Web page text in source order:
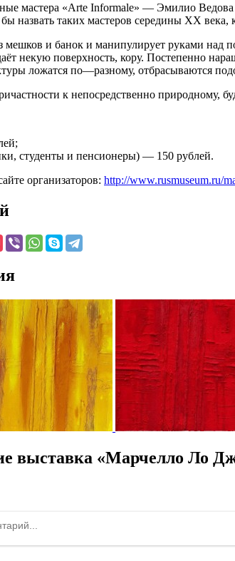
мастера «Arte Informale» — Эмилио
бы назвать таких мастеров середины XX
и банок и манипулирует руками над
некую поверхность, кору. Постепенно
ложатся по—разному, отбрасываются
к непосредственно природному,
студенты и пенсионеры) — 150 рублей.
организаторов: http://www.rusmuseum.ru/
выставка «Марчелло Ло